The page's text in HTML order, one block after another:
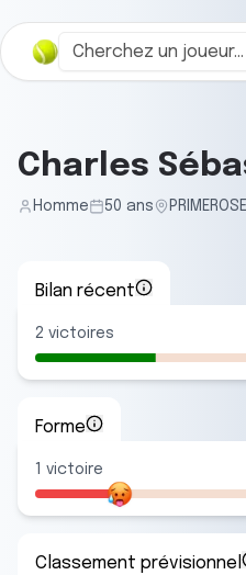
Charles
Homme 50 ans PRIMEROSE
Bilan récent
2 victoires
Forme
victoire
Classement prévisionnel